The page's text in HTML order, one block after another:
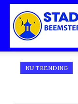
NU TRENDING